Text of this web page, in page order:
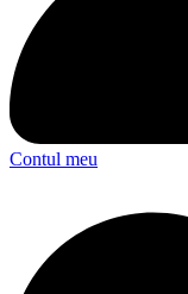
Contul meu